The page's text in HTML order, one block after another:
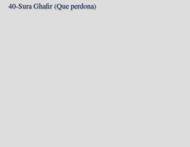
40-Sura Ghafir (Que perdona)